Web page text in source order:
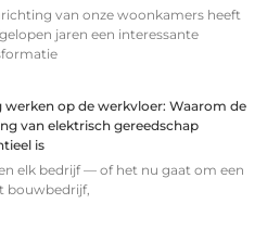
van onze woonkamers heeft
jaren een interessante
werken op de werkvloer: Waarom de
van elektrisch gereedschap
is
elk bedrijf — of het nu gaat om een
bouwbedrijf,